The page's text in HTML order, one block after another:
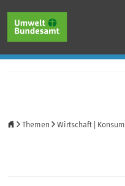
Themen Wirtschaft | Konsum